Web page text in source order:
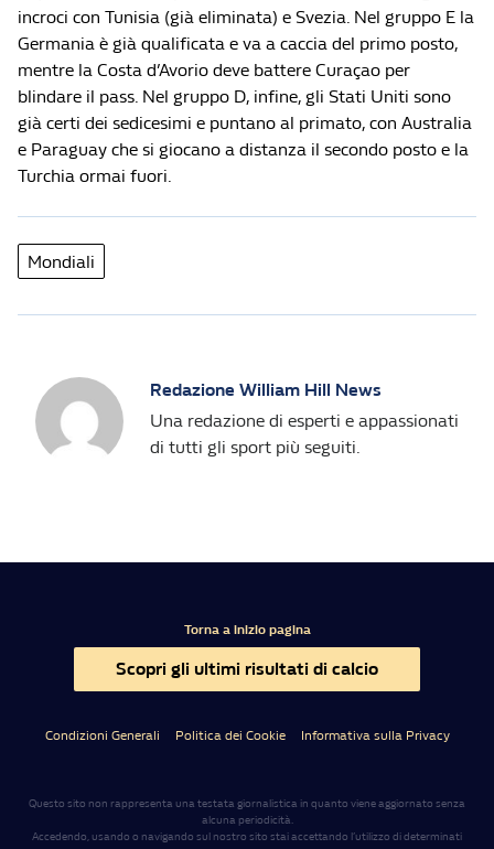
incroci con Tunisia (già eliminata) e Svezia. Nel gruppo E la
Germania è già qualificata e va a caccia del primo posto,
mentre la Costa d’Avorio deve battere Curaçao per
blindare il pass. Nel gruppo D, infine, gli Stati Uniti sono
già certi dei sedicesimi e puntano al primato, con Australia
e Paraguay che si giocano a distanza il secondo posto e la
Turchia ormai fuori.
Mondiali
Redazione William Hill News
Una redazione di esperti e appassionati
di tutti gli sport più seguiti.
Torna a inizio pagina
Scopri gli ultimi risultati di calcio
Condizioni Generali Politica dei Cookie Informativa sulla Privacy
Questo sito non rappresenta una testata giornalistica in quanto viene aggiornato senza
alcuna periodicità.
Accedendo, usando o navigando sul nostro sito stai accettando l’utilizzo di determinati